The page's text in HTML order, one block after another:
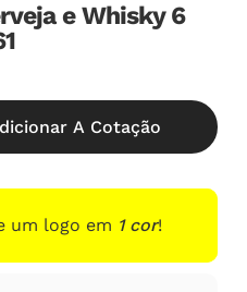
e Whisky 6
A Cotação
um logo em 1 cor!